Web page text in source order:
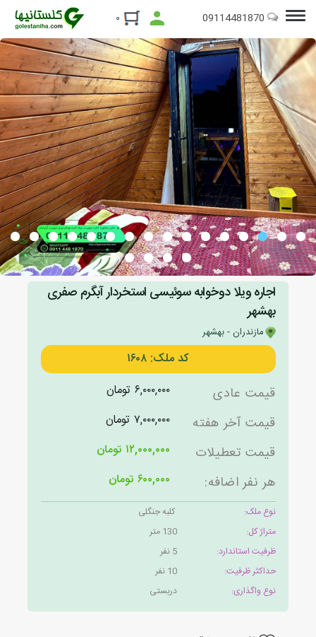
09114481870 ۰
اجاره ویلا دوخوابه سوئیسی استخردار آبگرم صفری
بهشهر
مازندران - بهشهر
کد ملک: ۱۶۰۸
قیمت عادی ۶,۰۰۰,۰۰۰ تومان
قیمت آخر هفته ۷,۰۰۰,۰۰۰ تومان
قیمت تعطیلات ۱۲,۰۰۰,۰۰۰ تومان
هر نفر اضافه: ۶۰۰,۰۰۰ تومان
نوع ملک:
کلبه جنگلی
متراژ کل:
130 متر
ظرفیت استاندارد:
5 نفر
حداکثر ظرفیت:
10 نفر
نوع واگذاری:
دربستی